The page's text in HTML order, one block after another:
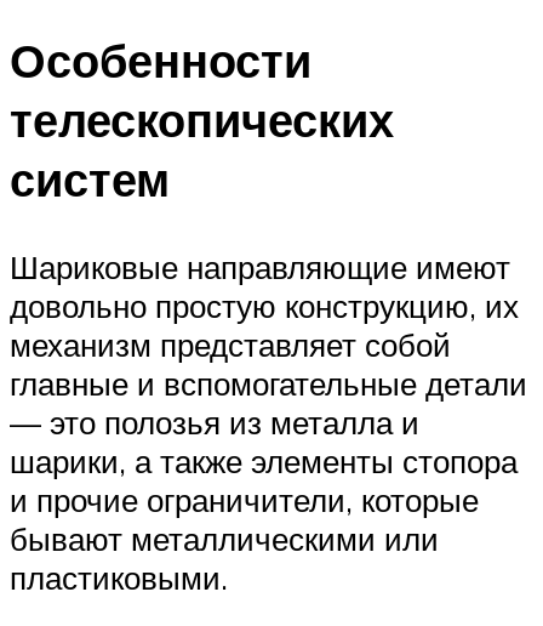
Особенности
телескопических
систем
Шариковые направляющие имеют
довольно простую конструкцию, их
механизм представляет собой
главные и вспомогательные детали
— это полозья из металла и
шарики, а также элементы стопора
и прочие ограничители, которые
бывают металлическими или
пластиковыми.